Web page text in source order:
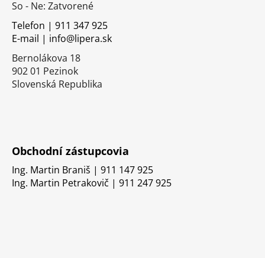
So - Ne: Zatvorené
Telefon | 911 347 925
E-mail | info@lipera.sk
Bernolákova 18
902 01 Pezinok
Slovenská Republika
Obchodní zástupcovia
Ing. Martin Braniš | 911 147 925
Ing. Martin Petrakovič | 911 247 925